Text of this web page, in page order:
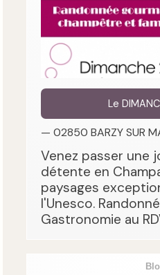
Le
— 02850 BARZY SUR
Venez passer une
détente en
paysages
l'Unesco.
Gastronomie au